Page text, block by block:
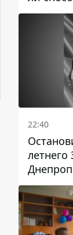
22:40